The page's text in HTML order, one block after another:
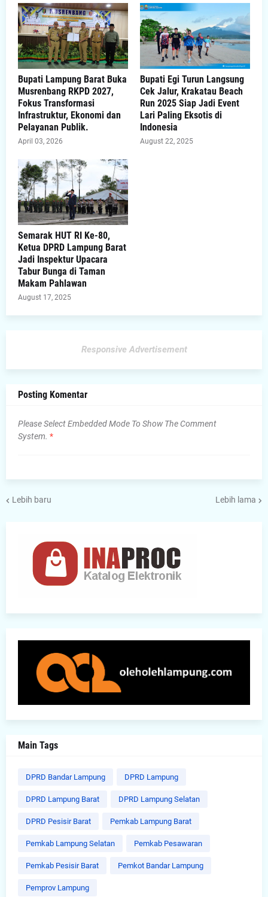
Bupati Lampung Barat Buka
Musrenbang RKPD 2027,
Fokus Transformasi
Infrastruktur, Ekonomi dan
Pelayanan Publik.
April 03, 2026
Bupati Egi Turun Langsung
Cek Jalur, Krakatau Beach
Run 2025 Siap Jadi Event
Lari Paling Eksotis di
Indonesia
August 22, 2025
Semarak HUT RI Ke-80,
Ketua DPRD Lampung Barat
Jadi Inspektur Upacara
Tabur Bunga di Taman
Makam Pahlawan
August 17, 2025
Responsive Advertisement
Posting Komentar
Please Select Embedded Mode To Show The Comment
System. *
Lebih baru Lebih lama
Main Tags
DPRD Bandar Lampung DPRD Lampung
DPRD Lampung Barat DPRD Lampung Selatan
DPRD Pesisir Barat Pemkab Lampung Barat
Pemkab Lampung Selatan Pemkab Pesawaran
Pemkab Pesisir Barat Pemkot Bandar Lampung
Pemprov Lampung